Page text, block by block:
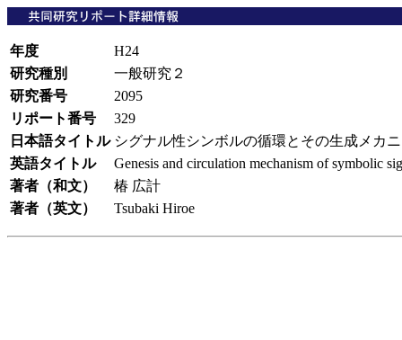
年度
H24
研究種別
一般研究２
研究番号
2095
リポート番号
329
日本語タイトル シグナル性シンボルの循環とその生成メカ
英語タイトル
Genesis and circulation mechanism of symbolic
著者（和文）
椿 広計
著者（英文）
Tsubaki Hiroe